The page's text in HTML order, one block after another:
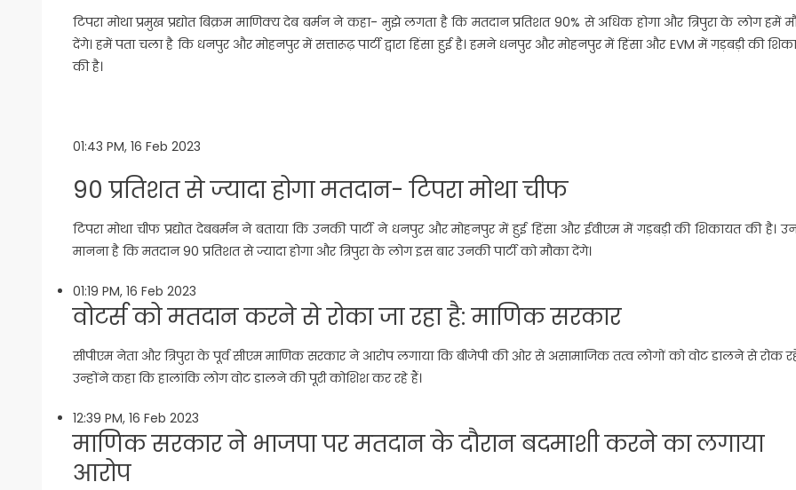
टिपरा मोथा प्रमुख प्रद्योत बिक्रम माणिक्य देब बर्मन ने कहा- मुझे लगता है कि मतदान प्रतिशत 90% से अधिक होगा और त्रिपुरा के लोग हमें
देंगे। हमें पता चला है कि धनपुर और मोहनपुर में सत्तारूढ़ पार्टी द्वारा हिंसा हुई है। हमने धनपुर और मोहनपुर में हिंसा और EVM में गड़बड़ी की
की है।
01:43 PM, 16 Feb 2023
90 प्रतिशत से ज्यादा होगा मतदान- टिपरा मोथा चीफ
टिपरा मोथा चीफ प्रद्योत देबबर्मन ने बताया कि उनकी पार्टी ने धनपुर और मोहनपुर में हुई हिंसा और ईवीएम में गड़बड़ी की शिकायत की है।
मानना है कि मतदान 90 प्रतिशत से ज्यादा होगा और त्रिपुरा के लोग इस बार उनकी पार्टी को मौका देंगे।
01:19 PM, 16 Feb 2023
वोटर्स को मतदान करने से रोका जा रहा है: माणिक सरकार
सीपीएम नेता और त्रिपुरा के पूर्व सीएम माणिक सरकार ने आरोप लगाया कि बीजेपी की ओर से असामाजिक तत्व लोगों को वोट डालने से रोक
उन्होंने कहा कि हालांकि लोग वोट डालने की पूरी कोशिश कर रहे हैं।
12:39 PM, 16 Feb 2023
माणिक सरकार ने भाजपा पर मतदान के दौरान बदमाशी करने का लगाया
आरोप